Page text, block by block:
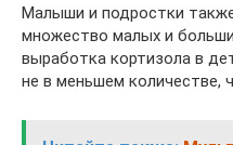
Малыши и подростки
множество малых и
выработка кортизола в
не в меньшем количестве,